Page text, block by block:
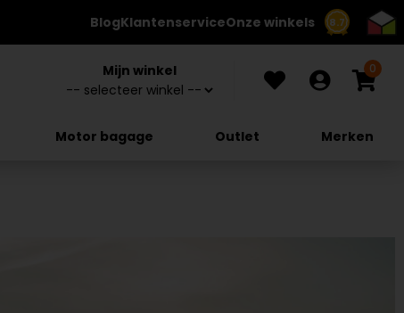
8.7
BlogKlantenserviceOnze winkels
Mijn winkel 0
Motor bagage Outlet Merken